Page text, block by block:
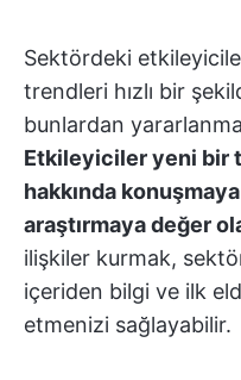
Sektördeki
trendleri hızlı bir
bunlardan
Etkileyiciler yeni bir
hakkında
araştırmaya değer
ilişkiler kurmak,
içeriden bilgi ve ilk
etmenizi sağlayabilir.